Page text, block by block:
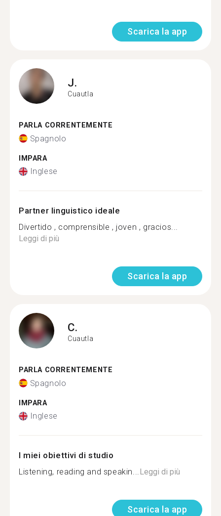
Scarica la app
J.
Cuautla
PARLA CORRENTEMENTE
Spagnolo
IMPARA
Inglese
Partner linguistico ideale
Divertido , comprensible , joven , gracios...
Leggi di più
Scarica la app
C.
Cuautla
PARLA CORRENTEMENTE
Spagnolo
IMPARA
Inglese
I miei obiettivi di studio
Listening, reading and speakin...Leggi di più
Scarica la app